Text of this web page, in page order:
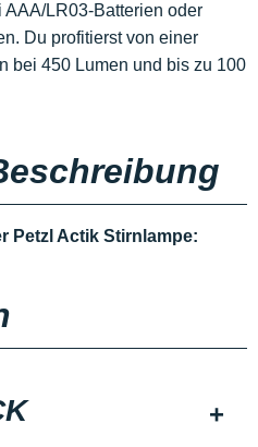
AAA/LR03-Batterien oder
Du profitierst von einer
bei 450 Lumen und bis zu 100
Petzl Actik Stirnlampe: